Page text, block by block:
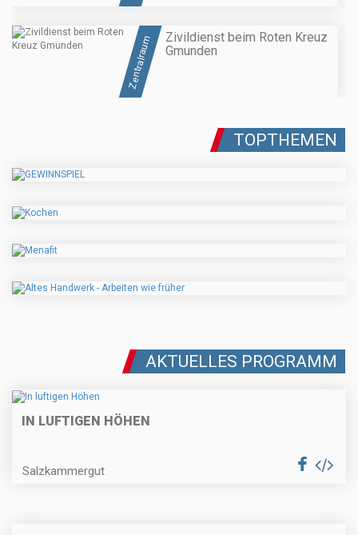
Zentralraum
Zivildienst beim Roten Kreuz
Gmunden
TOPTHEMEN
AKTUELLES PROGRAMM
IN LUFTIGEN HÖHEN
Salzkammergut